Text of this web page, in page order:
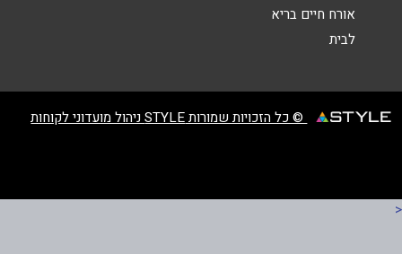
אורח חיים בריא
לבית
© כל הזכויות שמורות STYLE ניהול מועדוני לקוחות
<